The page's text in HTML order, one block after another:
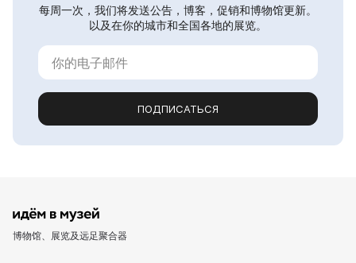
每周一次，我们将发送公告，博客，促销和博物馆更新。
以及在你的城市和全国各地的展览。
ПОДПИСАТЬСЯ
博物馆、展览及远足聚合器